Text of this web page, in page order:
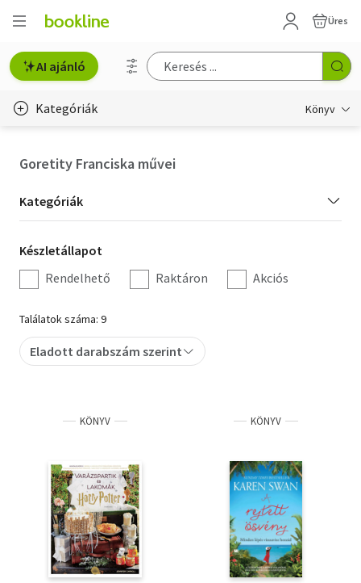
Üres
AI ajánló
Kategóriák Könyv
Hobbi, szabadidő
Irodalom
Művészet
Szakkönyv
Tankönyv, segédkönyv
Természettudomány
Történelem
Vallás
Goretity Franciska művei
Kategória
szűrés
Kategóriák
Készletállapot
szűrés
Készletállapot
Rendelhető
Raktáron Akciós
Találatok száma: 9
Eladott darabszám szerint
KÖNYV KÖNYV